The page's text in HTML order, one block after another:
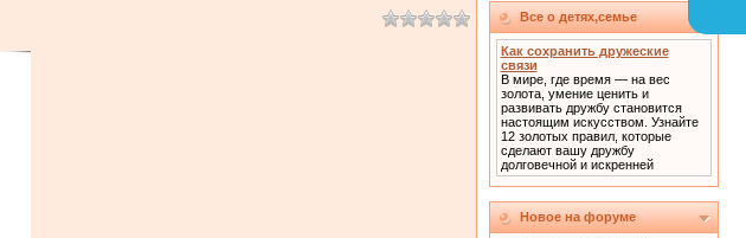
Все о детях,семье
Как сохранить дружеские
связи
В мире, где время — на вес
золота, умение ценить и
развивать дружбу становится
настоящим искусством. Узнайте
12 золотых правил, которые
сделают вашу дружбу
долговечной и искренней
Новое на форуме